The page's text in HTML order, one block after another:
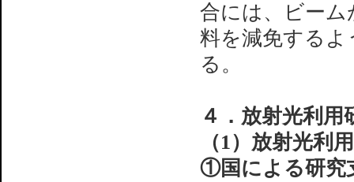
合には、ビー
料を減免する
る。
４．放射光利
（1）放射光利
①国による研究